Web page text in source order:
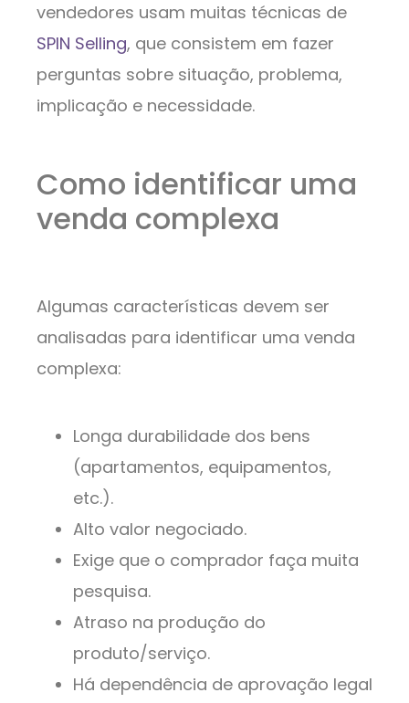
vendedores usam muitas técnicas de
SPIN Selling, que consistem em fazer
perguntas sobre situação, problema,
implicação e necessidade.
Como identificar uma
venda complexa
Algumas características devem ser
analisadas para identificar uma venda
complexa:
Longa durabilidade dos bens
(apartamentos, equipamentos,
etc.).
Alto valor negociado.
Exige que o comprador faça muita
pesquisa.
Atraso na produção do
produto/serviço.
Há dependência de aprovação legal